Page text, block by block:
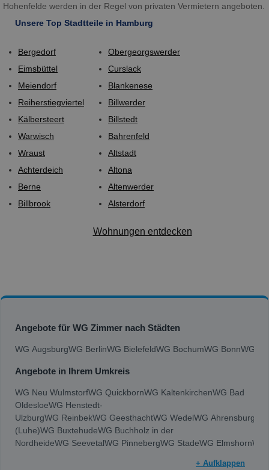
Hohenfelde werden in der Regel von privaten Vermietern angeboten.
Unsere Top Stadtteile in Hamburg
Bergedorf
Eimsbüttel
Meiendorf
Reiherstiegviertel
Kälbersteert
Warwisch
Wraust
Achterdeich
Berne
Billbrook
Obergeorgswerder
Curslack
Blankenese
Billwerder
Billstedt
Bahrenfeld
Altstadt
Altona
Altenwerder
Alsterdorf
Wohnungen entdecken
Angebote für WG Zimmer nach Städten
WG AugsburgWG BerlinWG BielefeldWG BochumWG BonnWG
Angebote in Ihrem Umkreis
WG Neu WulmstorfWG QuickbornWG KaltenkirchenWG Bad
OldesloeWG Henstedt-
UlzburgWG ReinbekWG GeesthachtWG WedelWG Ahrensburg
(Luhe)WG BuxtehudeWG Buchholz in der
NordheideWG SeevetalWG PinnebergWG StadeWG ElmshornWG
+ Aufklappen